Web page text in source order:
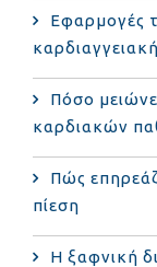
Εφαρμογές
Πόσο
καρδιακών
Πώς
πίεση
Η ξαφνική